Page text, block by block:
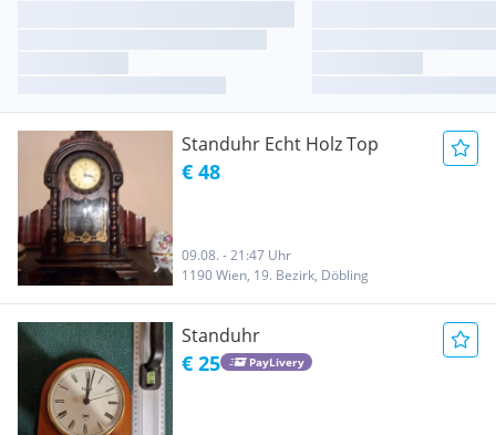
Standuhr Echt Holz Top
€ 48
09.08. - 21:47 Uhr
1190 Wien, 19. Bezirk, Döbling
Standuhr
€ 25 PayLivery